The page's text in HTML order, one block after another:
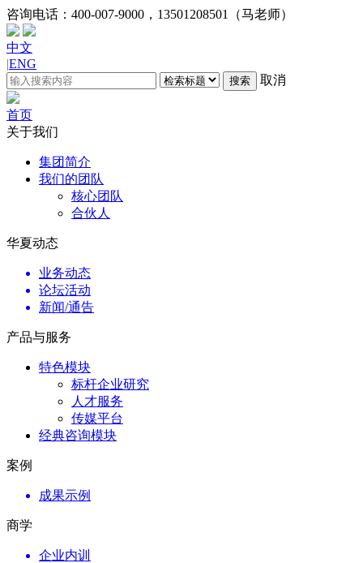
咨询电话： 400-007-9000，13501208501（马老师）
中文
|ENG
搜索 取消
首页
关于我们
集团简介
我们的团队
核心团队
合伙人
华夏动态
业务动态
论坛活动
新闻/通告
产品与服务
特色模块
标杆企业研究
人才服务
传媒平台
经典咨询模块
案例
成果示例
商学
企业内训